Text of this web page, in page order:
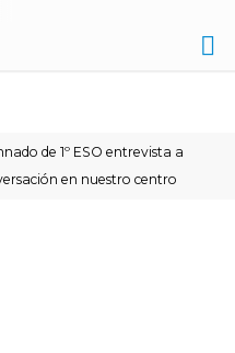
de 1º ESO entrevista a
en nuestro centro